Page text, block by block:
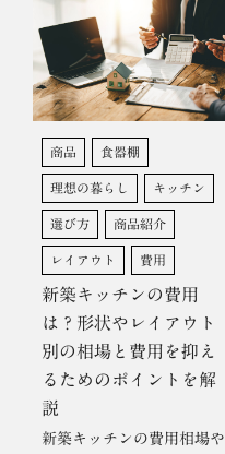
商品 食器棚
理想の暮らし キッチン
選び方 商品紹介
レイアウト 費用
新築キッチンの費用
は？形状やレイアウト
別の相場と費用を抑え
るためのポイントを解
説
新築キッチンの費用相場や